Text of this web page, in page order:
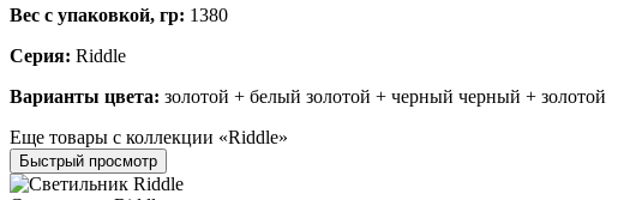
Вес с упаковкой, гр: 1380
Серия: Riddle
Варианты цвета: золотой + белый золотой + черный черный + золотой
Еще товары с коллекции «Riddle»
Быстрый просмотр